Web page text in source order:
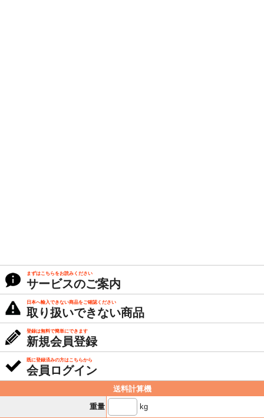
まずはこちらをお読みください
サービスのご案内
日本へ輸入できない商品をご確認ください
取り扱いできない商品
登録は無料で簡単にできます
新規会員登録
既に登録済みの方はこちらから
会員ログイン
送料計算機
重量
kg